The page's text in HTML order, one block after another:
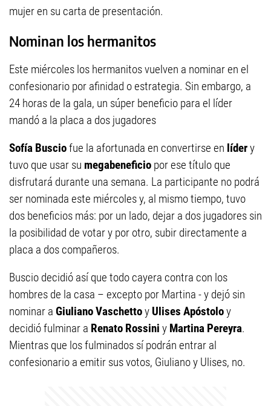
mujer en su carta de presentación.
Nominan los hermanitos
Este miércoles los hermanitos vuelven a nominar en el
confesionario por afinidad o estrategia. Sin embargo, a
24 horas de la gala, un súper beneficio para el líder
mandó a la placa a dos jugadores
Sofía Busciofue la afortunada en convertirse en lídery
tuvo que usar su megabeneficio por ese título que
disfrutará durante una semana. La participante no podrá
ser nominada este miércoles y, al mismo tiempo, tuvo
dos beneficios más: por un lado, dejar a dos jugadores sin
la posibilidad de votar y por otro, subir directamente a
placa a dos compañeros.
Buscio decidió así que todo cayera contra con los
hombres de la casa – excepto por Martina - y dejó sin
nominar a Giuliano Vaschettoy Ulises Apóstoloy
decidió fulminar a Renato Rossini y Martina Pereyra.
Mientras que los fulminados sí podrán entrar al
confesionario a emitir sus votos, Giuliano y Ulises, no.